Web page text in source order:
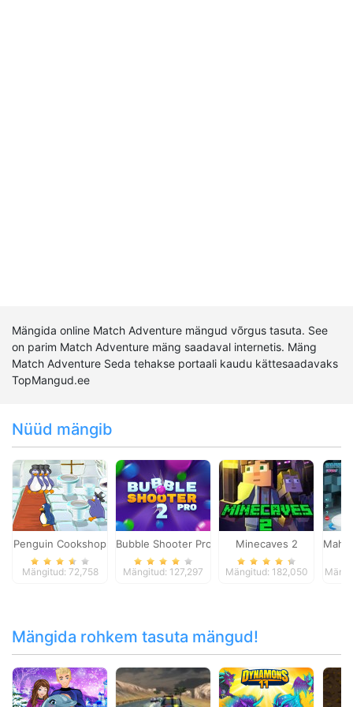
Mängida online Match Adventure mängud võrgus tasuta. See
on parim Match Adventure mäng saadaval internetis. Mäng
Match Adventure Seda tehakse portaali kaudu kättesaadavaks
TopMangud.ee
Nüüd mängib
Penguin Cookshop
Mängitud: 72,758
Bubble Shooter Pro 2
Mängitud: 127,297
Minecaves 2
Mängitud: 182,050
Mängida rohkem tasuta mängud!